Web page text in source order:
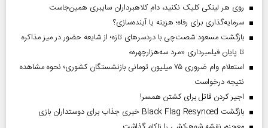
روی هر لینکی کلیک نکنید، دام کلاهبرداران سایبری همین‌جاست
سرمایه‌گذاری برای رفاه؛ هزینه یا آینده‌سازی؟
بازگشت مسعود شصت‌چی با دردسر‌های تازه؛ از شایعه حضور در میز مذاکره
تا پایان فیلمبرداری «مرد سه‌هزارچهره»
استعلام وام ضروری ۷۵ میلیون تومانی بازنشستگان کشوری؛ نحوه مشاهده
نتیجه درخواست
اجیر کردن قاتل برای کشتن همسر!
بازگشت Black Flag Resynced خبری جذاب برای دوستداران بازی